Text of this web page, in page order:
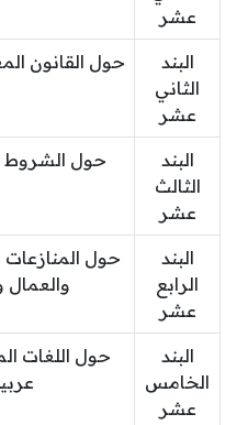
عشر
البند
الثاني
عشر
حول القانون
البند
الثالث
عشر
حول الشروط
البند
الرابع
عشر
حول
البند
الخامس
عشر
حول اللغات